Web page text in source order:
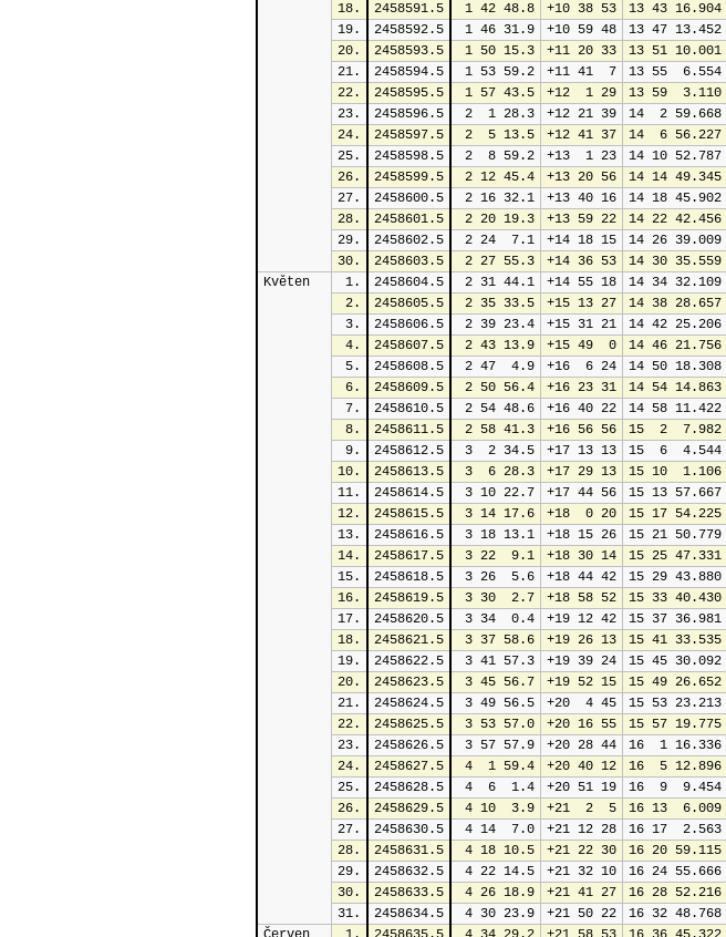
18.
2458591.5 1 42 48.8 +10 38 53 13 43 16.904
19.
2458592.5 1 46 31.9 +10 59 48 13 47 13.452
20.
2458593.5 1 50 15.3 +11 20 33 13 51 10.001
21.
2458594.5 1 53 59.2 +11 41  7 13 55  6.554
22.
2458595.5 1 57 43.5 +12  1 29 13 59  3.110
23.
2458596.5 2  1 28.3 +12 21 39 14  2 59.668
24.
2458597.5 2  5 13.5 +12 41 37 14  6 56.227
25.
2458598.5 2  8 59.2 +13  1 23 14 10 52.787
26.
2458599.5 2 12 45.4 +13 20 56 14 14 49.345
27.
2458600.5 2 16 32.1 +13 40 16 14 18 45.902
28.
2458601.5 2 20 19.3 +13 59 22 14 22 42.456
29.
2458602.5 2 24  7.1 +14 18 15 14 26 39.009
30.
2458603.5 2 27 55.3 +14 36 53 14 30 35.559
Květen
1. 2458604.5 2 31 44.1 +14 55 18 14 34 32.109
2.
2458605.5 2 35 33.5 +15 13 27 14 38 28.657
3.
2458606.5 2 39 23.4 +15 31 21 14 42 25.206
4.
2458607.5 2 43 13.9 +15 49  0 14 46 21.756
5.
2458608.5 2 47  4.9 +16  6 24 14 50 18.308
6.
2458609.5 2 50 56.4 +16 23 31 14 54 14.863
7.
2458610.5 2 54 48.6 +16 40 22 14 58 11.422
8.
2458611.5 2 58 41.3 +16 56 56 15  2  7.982
9.
2458612.5 3  2 34.5 +17 13 13 15  6  4.544
10.
2458613.5 3  6 28.3 +17 29 13 15 10  1.106
11.
2458614.5 3 10 22.7 +17 44 56 15 13 57.667
12.
2458615.5 3 14 17.6 +18  0 20 15 17 54.225
13.
2458616.5 3 18 13.1 +18 15 26 15 21 50.779
14.
2458617.5 3 22  9.1 +18 30 14 15 25 47.331
15.
2458618.5 3 26  5.6 +18 44 42 15 29 43.880
16.
2458619.5 3 30  2.7 +18 58 52 15 33 40.430
17.
2458620.5 3 34  0.4 +19 12 42 15 37 36.981
18.
2458621.5 3 37 58.6 +19 26 13 15 41 33.535
19.
2458622.5 3 41 57.3 +19 39 24 15 45 30.092
20.
2458623.5 3 45 56.7 +19 52 15 15 49 26.652
21.
2458624.5 3 49 56.5 +20  4 45 15 53 23.213
22.
2458625.5 3 53 57.0 +20 16 55 15 57 19.775
23.
2458626.5 3 57 57.9 +20 28 44 16  1 16.336
24.
2458627.5 4  1 59.4 +20 40 12 16  5 12.896
25.
2458628.5 4  6  1.4 +20 51 19 16  9  9.454
26.
2458629.5 4 10  3.9 +21  2  5 16 13  6.009
27.
2458630.5 4 14  7.0 +21 12 28 16 17  2.563
28.
2458631.5 4 18 10.5 +21 22 30 16 20 59.115
29.
2458632.5 4 22 14.5 +21 32 10 16 24 55.666
30.
2458633.5 4 26 18.9 +21 41 27 16 28 52.216
31.
2458634.5 4 30 23.9 +21 50 22 16 32 48.768